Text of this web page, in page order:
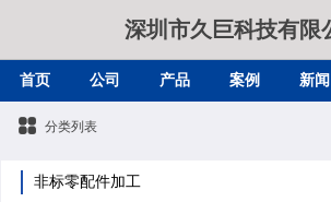
深圳市久巨科技有限
首页 公司 产品 案例 新闻
分类列表
非标零配件加工